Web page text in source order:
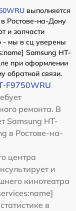
выполняется
Ростове-на-Дону
и запчасти
- мы в сц уверены
Samsung HT-
при оформлении
обратной связи.
F9750WRU
ремонта. В
Samsung HT-
в Ростове-на-
центра
и
кинотеатра
в